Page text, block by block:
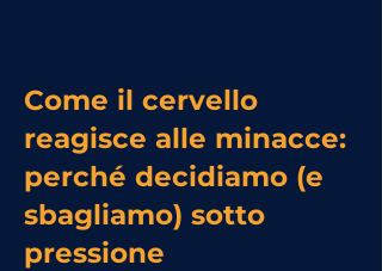
Come il cervello
reagisce alle minacce:
perché decidiamo (e
sbagliamo) sotto
pressione